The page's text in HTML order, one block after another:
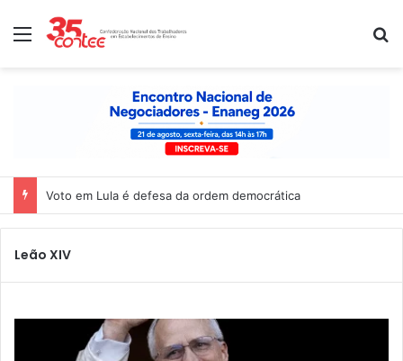
Menu
Voto em Lula é defesa da ordem democrática
Leão XIV